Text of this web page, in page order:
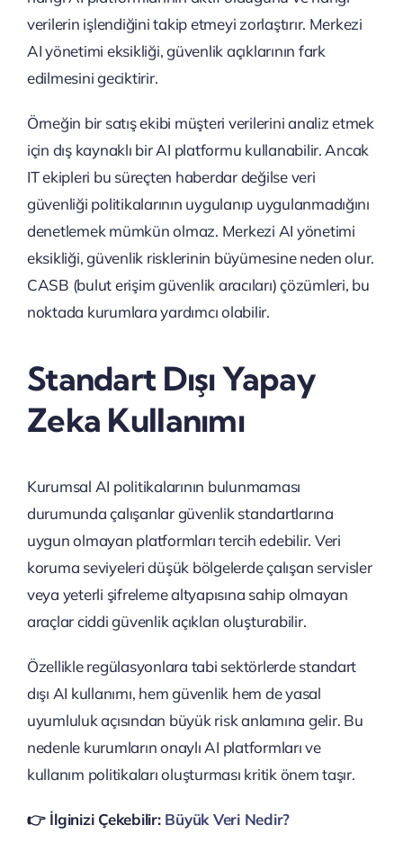
verilerin işlendiğini takip etmeyi zorlaştırır. Merkezi
AI yönetimi eksikliği, güvenlik açıklarının fark
edilmesini geciktirir.
Örneğin bir satış ekibi müşteri verilerini analiz etmek
için dış kaynaklı bir AI platformu kullanabilir. Ancak
IT ekipleri bu süreçten haberdar değilse veri
güvenliği politikalarının uygulanıp uygulanmadığını
denetlemek mümkün olmaz. Merkezi AI yönetimi
eksikliği, güvenlik risklerinin büyümesine neden olur.
CASB (bulut erişim güvenlik aracıları) çözümleri, bu
noktada kurumlara yardımcı olabilir.
Standart Dışı Yapay
Zeka Kullanımı
Kurumsal AI politikalarının bulunmaması
durumunda çalışanlar güvenlik standartlarına
uygun olmayan platformları tercih edebilir. Veri
koruma seviyeleri düşük bölgelerde çalışan servisler
veya yeterli şifreleme altyapısına sahip olmayan
araçlar ciddi güvenlik açıkları oluşturabilir.
Özellikle regülasyonlara tabi sektörlerde standart
dışı AI kullanımı, hem güvenlik hem de yasal
uyumluluk açısından büyük risk anlamına gelir. Bu
nedenle kurumların onaylı AI platformları ve
kullanım politikaları oluşturması kritik önem taşır.
👉️ İlginizi Çekebilir: Büyük Veri Nedir?